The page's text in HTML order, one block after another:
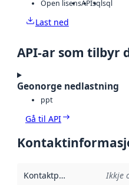
Open lisensAPIsqlsql
Last ned
API-ar som tilbyr
Geonorge nedlastning
ppt
Gå til API
Kontaktpunkt Ikkje